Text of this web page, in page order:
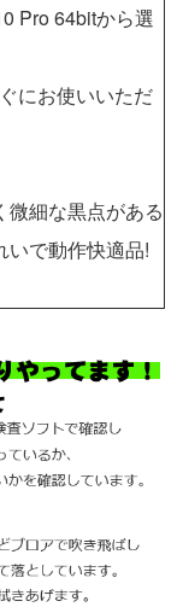
Pro 64bitから選
にお使いいただ
細な黒点がある
いで動作快適品!